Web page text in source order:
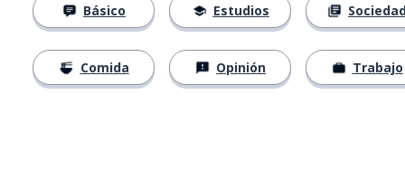
Básico
Comida
Estudios
Opinión Trabajo